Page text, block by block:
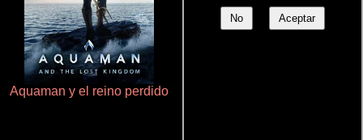
No Aceptar
Aquaman y el reino perdido